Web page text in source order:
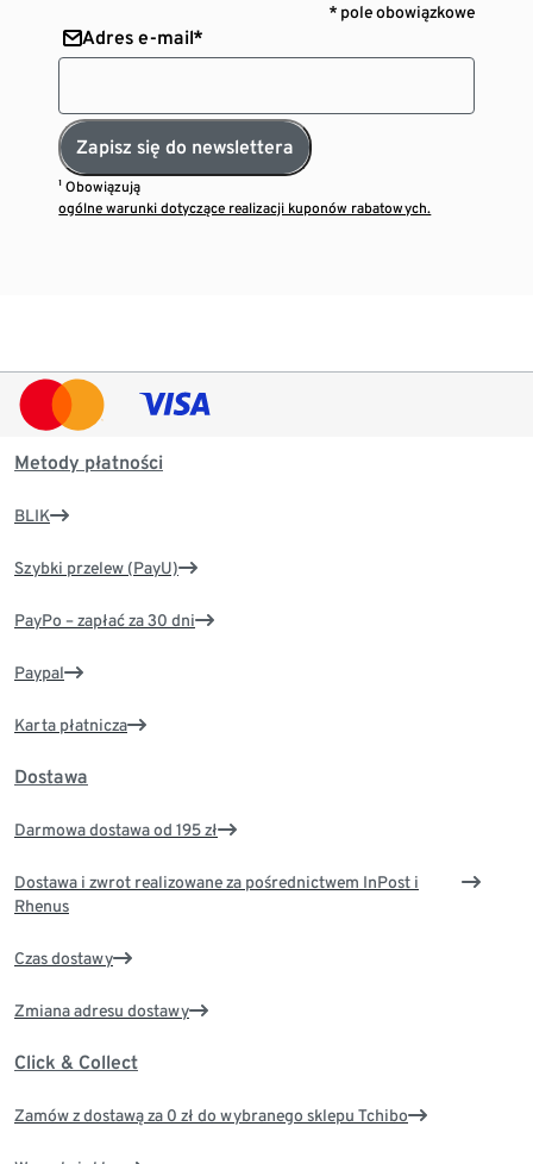
* pole obowiązkowe
Adres e-mail*
Zapisz się do newslettera
¹ Obowiązują
ogólne warunki dotyczące realizacji kuponów rabatowych.
Metody płatności
BLIK
Szybki przelew (PayU)
PayPo – zapłać za 30 dni
Paypal
Karta płatnicza
Dostawa
Darmowa dostawa od 195 zł
Dostawa i zwrot realizowane za pośrednictwem InPost i
Rhenus
Czas dostawy
Zmiana adresu dostawy
Click & Collect
Zamów z dostawą za 0 zł do wybranego sklepu Tchibo